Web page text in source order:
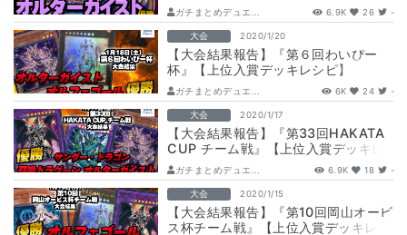
ガチまとめデュエ... 6.9K 26 -
大会 2020/1/20
【大会結果報告】『第６回わいぴー
杯』【上位入賞デッキレシピ】
ガチまとめデュエ... 6K 24 -
大会 2020/1/17
【大会結果報告】『第33回HAKATA
CUP チーム戦』【上位入賞デッキレ
シピ】
ガチまとめデュエ... 6.9K 18 -
大会 2020/1/15
【大会結果報告】『第10回岡山オービ
ス杯チーム戦』【上位入賞デッキレシ